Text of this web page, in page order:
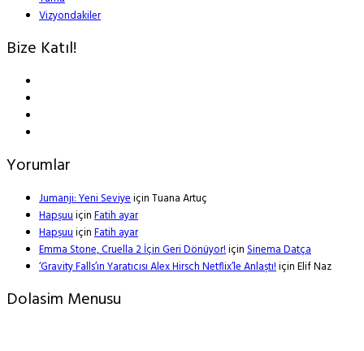
Vizyondakiler
Bize Katıl!
Yorumlar
Jumanji: Yeni SeviyeiçinTuana Artuç
HapşuuiçinFatih ayar
HapşuuiçinFatih ayar
Emma Stone, Cruella 2 İçin Geri Dönüyor!içinSinema Datça
‘Gravity Falls’ın Yaratıcısı Alex Hirsch Netflix’le Anlaştı!içinElif Naz
Dolasim Menusu